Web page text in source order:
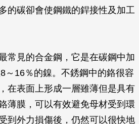
的碳卻會使鋼鐵的銲接性及加工
常見的合金鋼，它是在碳鋼中加
～16％的鎳。不銹鋼中的鉻很容
在表面上形成一層雖薄但是具有
薄膜，可以有效避免母材受到環
到外力損傷後，仍然可以很快地